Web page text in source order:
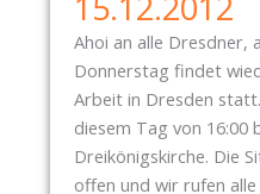
Ü
D
I
P
A
R
T
E
I
Ahoi an alle Dresdner,
Donnerstag findet
Arbeit in Dresden
diesem Tag von 16:00
Dreikönigskirche. Die
offen und wir rufen